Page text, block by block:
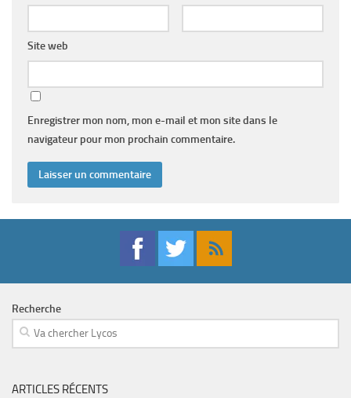
Site web
Enregistrer mon nom, mon e-mail et mon site dans le
navigateur pour mon prochain commentaire.
Recherche
ARTICLES RÉCENTS